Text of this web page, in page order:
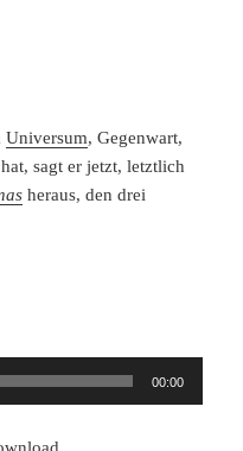
Universum, Gegenwart,
sagt er jetzt, letztlich
heraus, den drei
00:00